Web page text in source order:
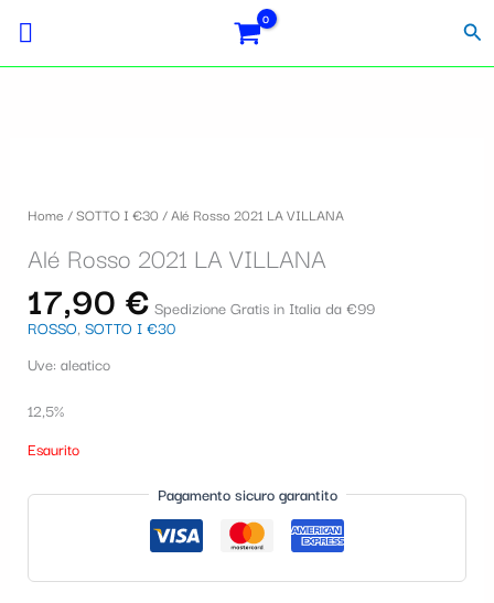
contenuto
Home /SOTTO I €30 / Alé Rosso 2021 LA VILLANA
Alé Rosso 2021 LA VILLANA
17,90 € Spedizione Gratis in Italia da €99
ROSSO, SOTTO I €30
Uve: aleatico
12,5%
Esaurito
Pagamento sicuro garantito
o
n
a
u
n
a
c
g
fiscale:
Carrello: